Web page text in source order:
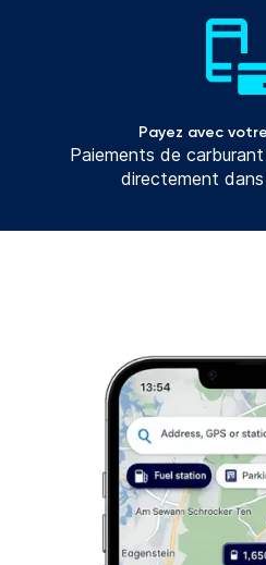
Payez avec
Paiements de
directement